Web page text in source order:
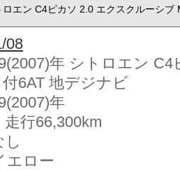
エン C4ピカソ 2.0 エクスクルーシブ
08
年 シトロエン
6AT 地デジナビ
年
行66,300km
し
エロー